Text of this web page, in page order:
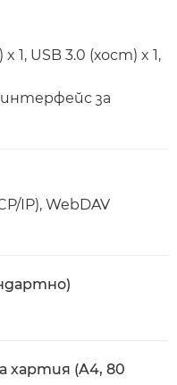
USB 3.0 (хост) x 1,
за
IP), WebDAV
хартия (A4, 80